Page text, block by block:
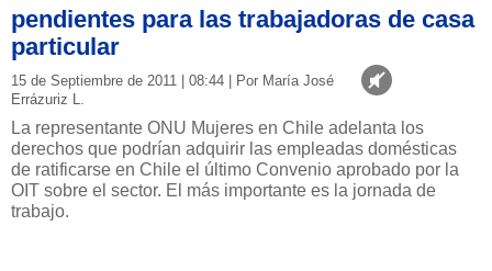
pendientes para las trabajadoras de casa
particular
15 de Septiembre de 2011 | 08:44 | Por María José
Errázuriz L.
La representante ONU Mujeres en Chile adelanta los
derechos que podrían adquirir las empleadas domésticas
de ratificarse en Chile el último Convenio aprobado por la
OIT sobre el sector. El más importante es la jornada de
trabajo.